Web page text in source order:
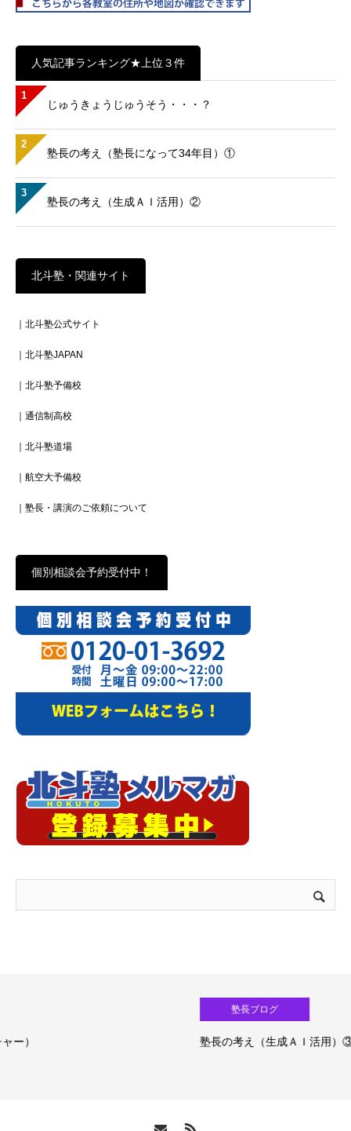
人気記事ランキング★上位３件
1
じゅうきょうじゅうそう・・・？
2
塾長の考え（塾長になって34年目）①
3
塾長の考え（生成ＡＩ活用）②
北斗塾・関連サイト
｜北斗塾公式サイト
｜北斗塾JAPAN
｜北斗塾予備校
｜通信制高校
｜北斗塾道場
｜航空大予備校
｜塾長・講演のご依頼について
個別相談会予約受付中！
塾長の考え（生成ＡＩ活用）③